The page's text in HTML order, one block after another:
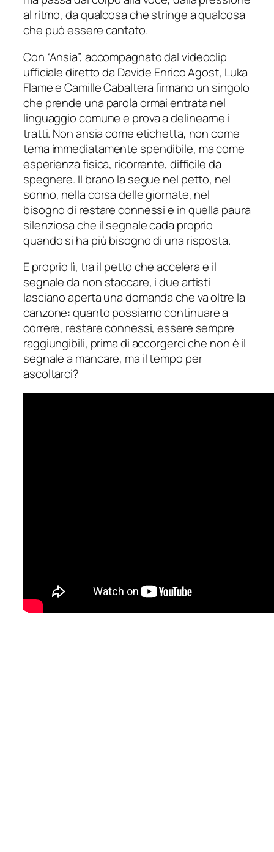
al ritmo, da qualcosa che stringe a qualcosa
che può essere cantato.
Con “Ansia”, accompagnato dal videoclip
ufficiale diretto da Davide Enrico Agost, Luka
Flame e Camille Cabaltera firmano un singolo
che prende una parola ormai entrata nel
linguaggio comune e prova a delinearne i
tratti. Non ansia come etichetta, non come
tema immediatamente spendibile, ma come
esperienza fisica, ricorrente, difficile da
spegnere. Il brano la segue nel petto, nel
sonno, nella corsa delle giornate, nel
bisogno di restare connessi e in quella paura
silenziosa che il segnale cada proprio
quando si ha più bisogno di una risposta.
E proprio lì, tra il petto che accelera e il
segnale da non staccare, i due artisti
lasciano aperta una domanda che va oltre la
canzone: quanto possiamo continuare a
correre, restare connessi, essere sempre
raggiungibili, prima di accorgerci che non è il
segnale a mancare, ma il tempo per
ascoltarci?